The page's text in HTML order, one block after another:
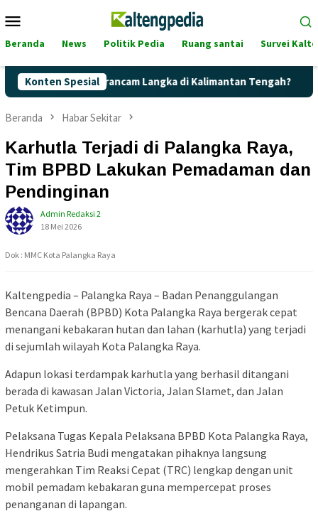
ke
Mobile
Beranda News Politik Pedia Ruang santai Survei
Konten Spesial
Terancam Langka di Kalimantan Tengah?
Beranda Habar Sekitar
Karhutla Terjadi di Palangka Raya,
Tim BPBD Lakukan Pemadaman dan
Pendinginan
Admin Redaksi 2
18 Mei 2026
Dok : MMC Kota Palangka Raya
Kaltengpedia – Palangka Raya – Badan Penanggulangan
Bencana Daerah (BPBD) Kota Palangka Raya bergerak cepat
menangani kebakaran hutan dan lahan (karhutla) yang terjadi
di sejumlah wilayah Kota Palangka Raya.
Adapun lokasi terdampak karhutla yang berhasil ditangani
berada di kawasan Jalan Victoria, Jalan Slamet, dan Jalan
Petuk Ketimpun.
Pelaksana Tugas Kepala Pelaksana BPBD Kota Palangka Raya,
Hendrikus Satria Budi mengatakan pihaknya langsung
mengerahkan Tim Reaksi Cepat (TRC) lengkap dengan unit
mobil pemadam kebakaran guna mempercepat proses
penanganan di lapangan.